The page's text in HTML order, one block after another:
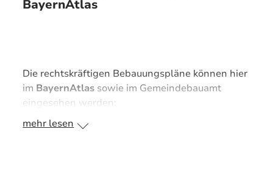
BayernAtlas
Die rechtskräftigen Bebauungspläne können hier
im BayernAtlas sowie im Gemeindebauamt
eingesehen werden:
mehr lesen